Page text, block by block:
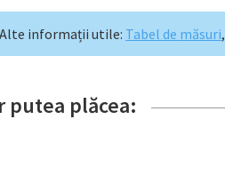
Alte informații utile: Tabel de măsuri,
putea plăcea: